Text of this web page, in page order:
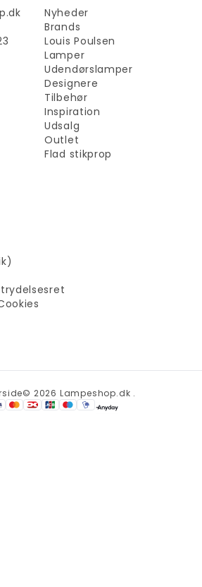
Nyheder
Brands
Louis Poulsen
Lamper
Udendørslamper
Designere
Tilbehør
Inspiration
Udsalg
Outlet
Flad stikprop
© 2026 Lampeshop.dk .